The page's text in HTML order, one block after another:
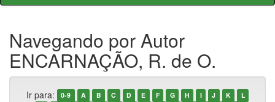
Navegando por Autor
ENCARNAÇÃO, R. de O.
Ir para: 0-9 A B C D E F G H I J K
L